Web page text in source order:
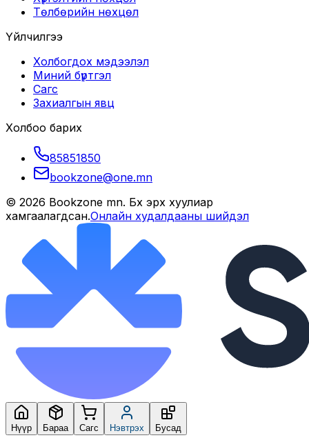
Төлбөрийн нөхцөл
Үйлчилгээ
Холбогдох мэдээлэл
Миний бүртгэл
Сагс
Захиалгын явц
Холбоо барих
85851850
bookzone@one.mn
© 2026 Bookzone mn. Бүх эрх хуулиар
хамгаалагдсан.Онлайн худалдааны шийдэл
Нүүр Бараа Сагс Нэвтрэх Бусад